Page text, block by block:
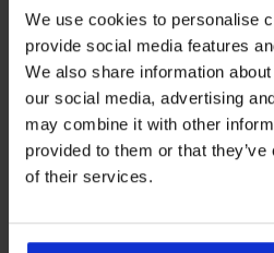
We use cookies to personalise
provide social media features
We also share information
our social media, advertising
may combine it with other
provided to them or that
of their services.
62,99 €